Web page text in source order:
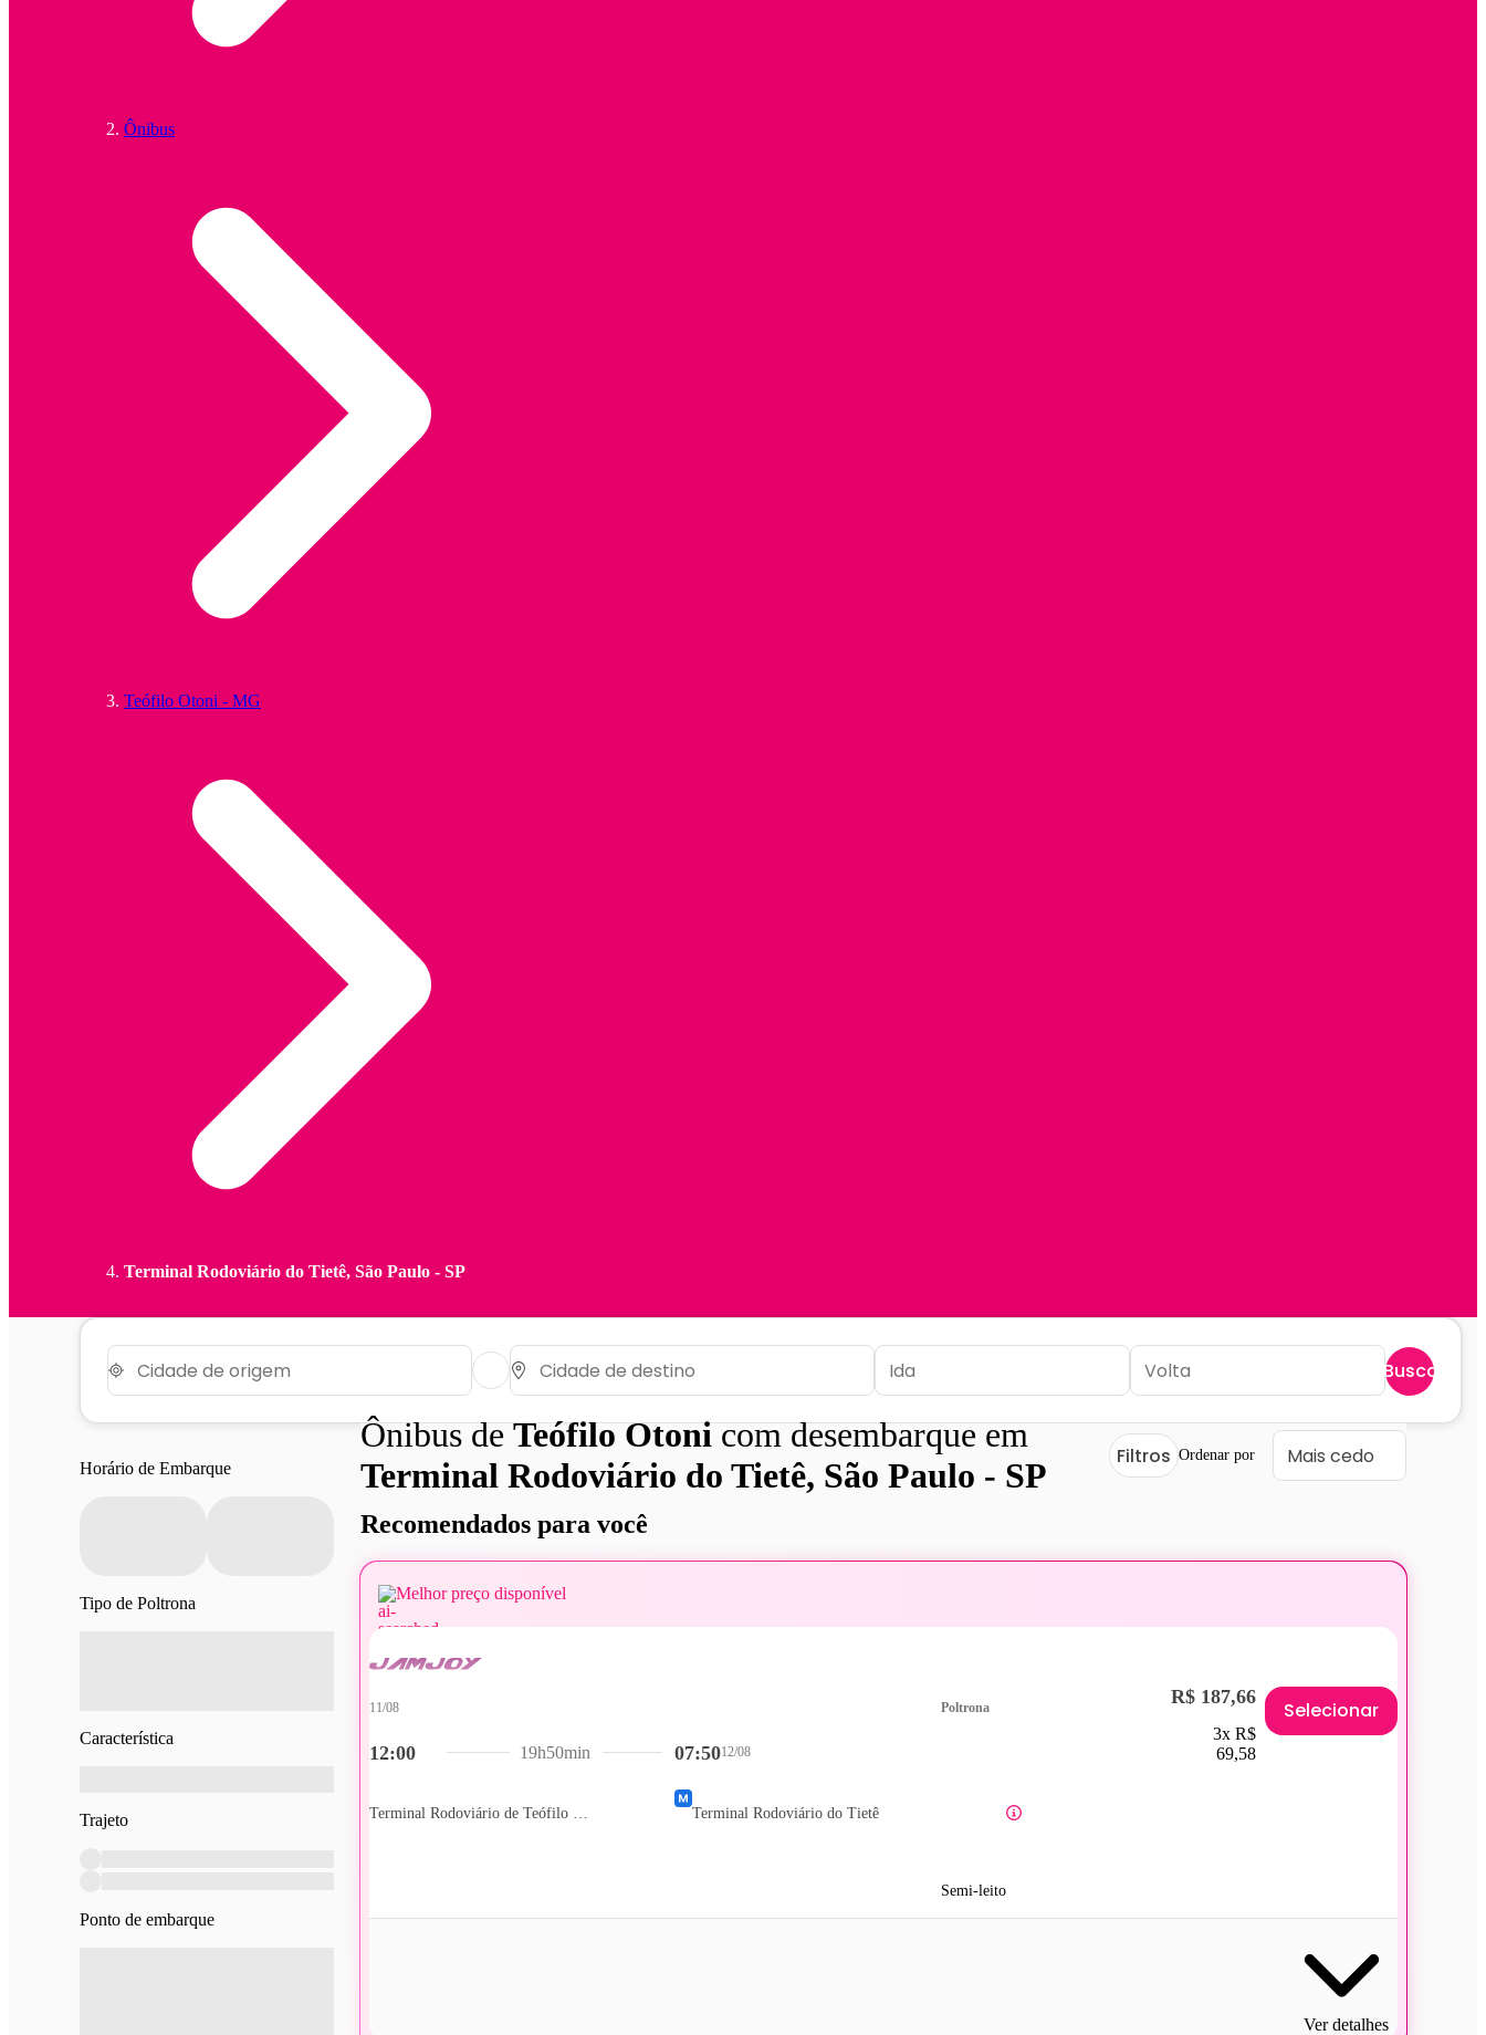
Ônibus
Teófilo Otoni - MG
Terminal Rodoviário do Tietê, São Paulo - SP
Buscar
Horário de Embarque
Tipo de Poltrona
Característica
Trajeto
Ponto de embarque
Ônibus deTeófilo Otonicom desembarque em
Terminal Rodoviário do Tietê, São Paulo - SP
Filtros Ordenar por
Recomendados para você
Melhor preço disponível
12:00
11/08
07:5012/08
Terminal Rodoviário do Tietê
19h50min
Poltrona
Semi-leito
R$ 187,66
3x R$
69,58
Selecionar
Ver detalhes